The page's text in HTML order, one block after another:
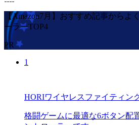
【Amazon7月】おすすめ記事からよ
ーラーTOP4
PR
1
HORIワイヤレスファイティン
格闘ゲームに最適な6ボタン配